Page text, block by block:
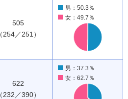
505
（254／251）
男：50.3％
女：49.7％
622
（232／390）
男：37.3％
女：62.7％